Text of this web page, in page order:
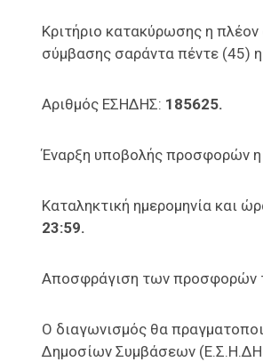
Κριτήριο κατακύρωσης η
σύμβασης σαράντα πέντε (45)
Αριθμός ΕΣΗΔΗΣ: 185625.
Έναρξη υποβολής προσφορών
Καταληκτική ημερομηνία και
23:59.
Αποσφράγιση των προσφορών
Ο διαγωνισμός θα
Δημοσίων Συμβάσεων